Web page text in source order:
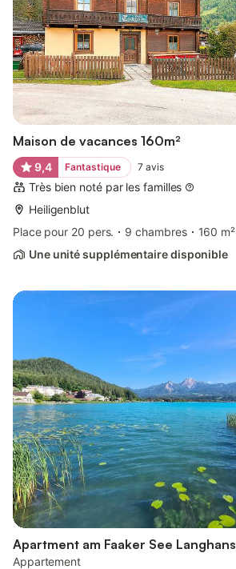
Maison de vacances 160m²
9,4 Fantastique 7 avis
Très bien noté par les familles
Heiligenblut
Place pour 20 pers.
9 chambres
160 m²
Une unité supplémentaire disponible
Apartment am Faaker See Langhans
Appartement